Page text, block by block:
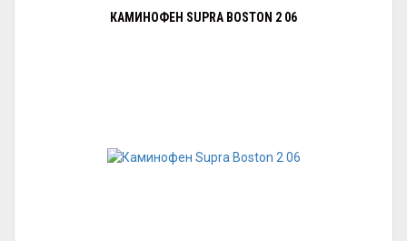
КАМИНОФЕН SUPRA BOSTON 2 06